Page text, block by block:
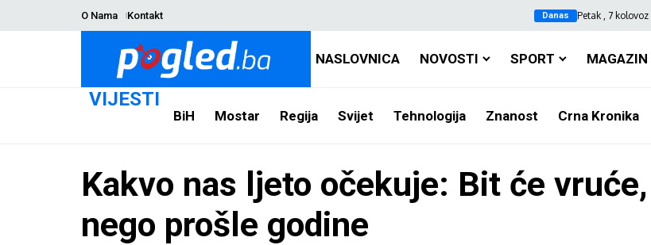
O Nama Kontakt Danas Petak , 7
NASLOVNICA NOVOSTI SPORT MAGAZIN
VIJESTI
BiH Mostar Regija Svijet Tehnologija Znanost Crna Kronika
Kakvo nas ljeto očekuje: Bit će
nego prošle godine